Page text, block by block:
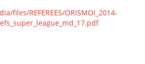
files/REFEREES/ORISMOI_2014-